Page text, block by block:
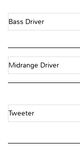
Bass Driver
Midrange Driver
Tweeter